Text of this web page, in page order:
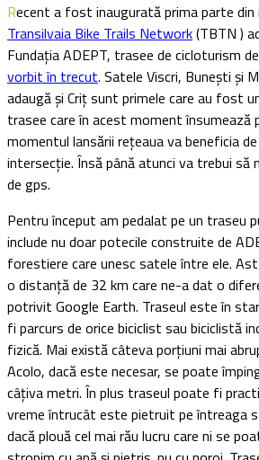
Recent a fost inaugurată prima parte
Transilvaia Bike Trails Network(TBTN )
Fundaţia ADEPT, trasee de cicloturism
vorbit în trecut. Satele Viscri, Buneşti şi
adaugă şi Criţ sunt primele care au fost
trasee care în acest moment însumează
momentul lansării reţeaua va beneficia
intersecţie. Însă până atunci va trebui să
de gps.
Pentru început am pedalat pe un traseu
include nu doar potecile construite de
forestiere care unesc satele între ele.
o distanţă de 32 km care ne-a dat o
potrivit Google Earth. Traseul este în
fi parcurs de orice biciclist sau biciclistă
fizică. Mai există câteva porţiuni mai
Acolo, dacă este necesar, se poate
câţiva metri. În plus traseul poate fi
vreme întrucât este pietruit pe întreaga
dacă plouă cel mai rău lucru care ni se